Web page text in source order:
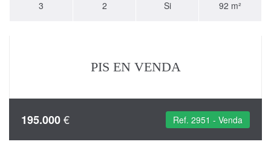
3 2 Si 92 m²
PIS EN VENDA
195.000€ Ref. 2951 - Venda